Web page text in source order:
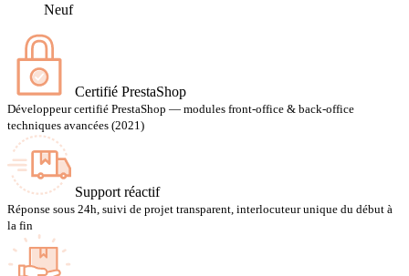
Neuf
Certifié PrestaShop
Développeur certifié PrestaShop — modules front-office & back-office
techniques avancées (2021)
Support réactif
Réponse sous 24h, suivi de projet transparent, interlocuteur unique du début à
la fin